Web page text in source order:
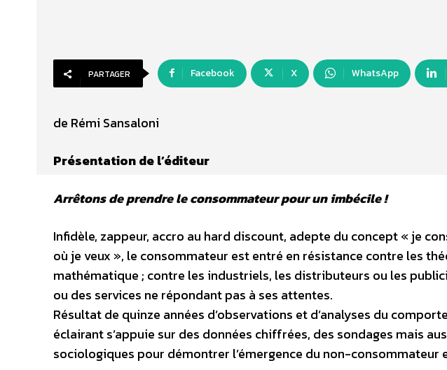
PARTAGER Facebook X WhatsApp
de Rémi Sansaloni
Présentation de l’éditeur
Arrêtons de prendre le consommateur pour un imbécile !
Infidèle, zappeur, accro au hard discount, adepte du concept « je
où je veux », le consommateur est entré en résistance contre les
mathématique ; contre les industriels, les distributeurs ou les
ou des services ne répondant pas à ses attentes.
Résultat de quinze années d’observations et d’analyses du
éclairant s’appuie sur des données chiffrées, des sondages mais
sociologiques pour démontrer l’émergence du non-consommateur